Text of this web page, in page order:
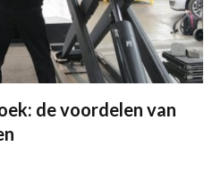
de voordelen van